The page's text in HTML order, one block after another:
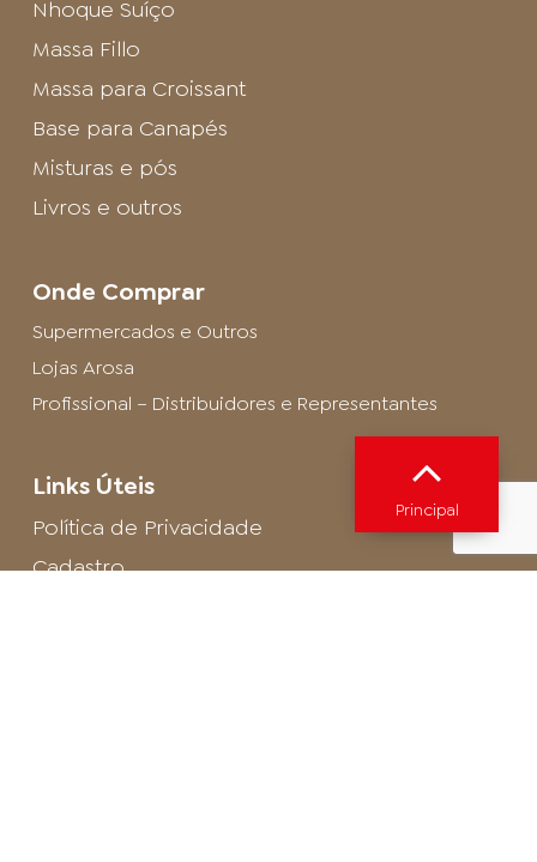
Nhoque Suíço
Massa Fillo
Massa para Croissant
Base para Canapés
Misturas e pós
Livros e outros
Onde Comprar
Supermercados e Outros
Lojas Arosa
Profissional – Distribuidores e Representantes
Links Úteis
Política de Privacidade
Cadastro
Principal